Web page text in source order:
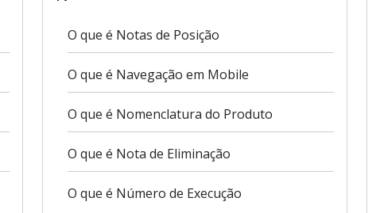
O que é Notas de Posição
O que é Navegação em Mobile
O que é Nomenclatura do Produto
O que é Nota de Eliminação
O que é Número de Execução